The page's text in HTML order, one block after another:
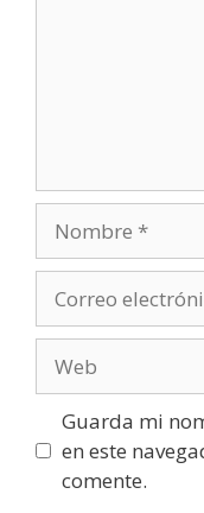
electrónico
Guarda mi
en este
comente.